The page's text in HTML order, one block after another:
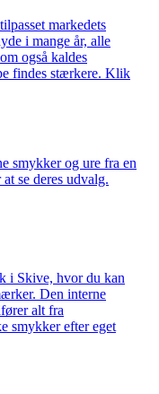
markedets
i mange år, alle
også kaldes
findes stærkere. Klik
smykker og ure fra en
se deres udvalg.
i Skive, hvor du kan
Den interne
alt fra
smykker efter eget